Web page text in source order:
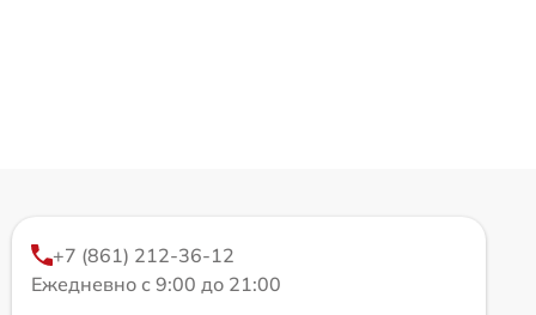
+7 (861) 212-36-12
Ежедневно с 9:00 до 21:00